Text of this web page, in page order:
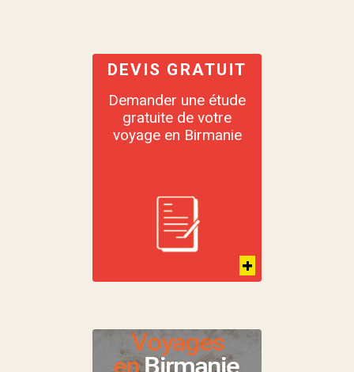
DEVIS GRATUIT
Demander une étude
gratuite de votre
voyage en Birmanie